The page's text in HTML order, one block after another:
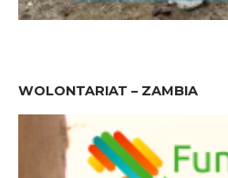
WOLONTARIAT – ZAMBIA